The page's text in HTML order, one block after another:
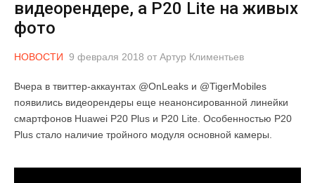
видеорендере, а P20 Lite на живых
фото
НОВОСТИ 9 февраля 2018 от Артур Климентьев
Вчера в твиттер-аккаунтах @OnLeaks и @TigerMobiles
появились видеорендеры еще неанонсированной линейки
смартфонов Huawei P20 Plus и P20 Lite. Особенностью P20
Plus стало наличие тройного модуля основной камеры.